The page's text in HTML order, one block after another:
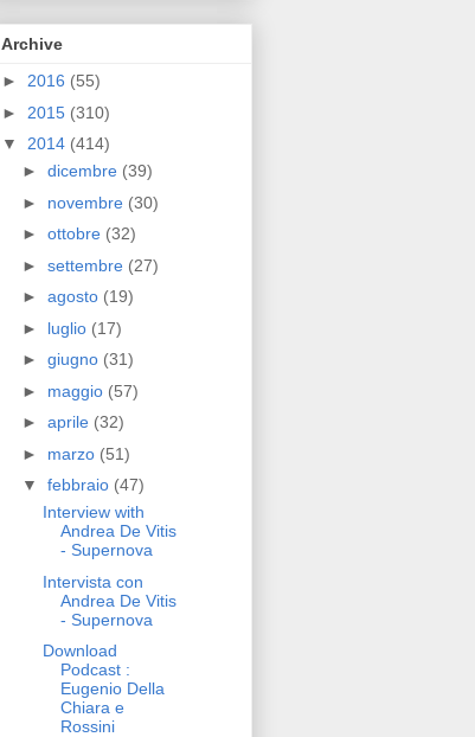
Archive
► 2016 (55)
► 2015 (310)
▼ 2014 (414)
► dicembre (39)
► novembre (30)
► ottobre (32)
► settembre (27)
► agosto (19)
► luglio (17)
► giugno (31)
► maggio (57)
► aprile (32)
► marzo (51)
▼ febbraio (47)
Interview with
Andrea De Vitis
- Supernova
Intervista con
Andrea De Vitis
- Supernova
Download
Podcast :
Eugenio Della
Chiara e
Rossini